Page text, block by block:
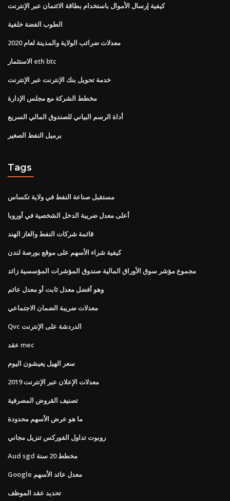
كيفية إرسال الأموال باستخدام بطاقة الائتمان عبر الإنترنت
الطوب الفضة خلفية
معدلات ضرائب الولاية والمدينة لعام 2020
الاستثمار eth btc
خدمة تحويل بنك الإنترنت عبر الإنترنت
مخطط الشركة مع مجلس الإدارة
أداة الرسم البياني للصندوق المالي السريع
برميل النفط الصغير
Tags
مستقبل صناعة النفط في ولاية تكساس
أعلى معدل ضريبة الدخل الشخصية في أوروبا
قائمة شركات النفط والغاز الهند
كيفية شراء الأسهم على موقع بورصة لندن
مجموع مؤشر سوق الأوراق المالية صندوق المؤشرات المؤسسية زائد
وهو أفضل معدل ثابت أو معدل عائم
معدلات ضريبة الضمان الاجتماعي
Qvc الدردشة على الإنترنت
عقد mec
سعر الهيل يعيشون اليوم
معدلات الإعلان عبر الإنترنت 2019
تصنيف القروض المصرفية
ما هو عرض الأسهم محدودة
روبوت تداول الفوركس تنزيل مجاني
Aud sgd مخطط 20 سنة
Google معدل عائد الأسهم
تحديد عقد الموظف